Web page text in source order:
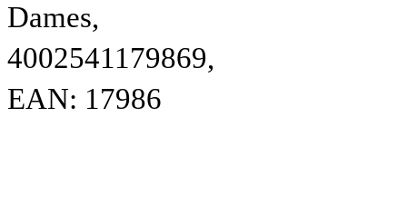
Dames,
4002541179869,
EAN: 17986